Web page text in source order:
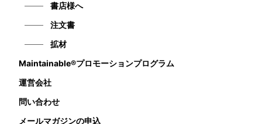
書店様へ
注文書
拡材
Maintainable®プロモーションプログラム
運営会社
問い合わせ
メールマガジンの申込